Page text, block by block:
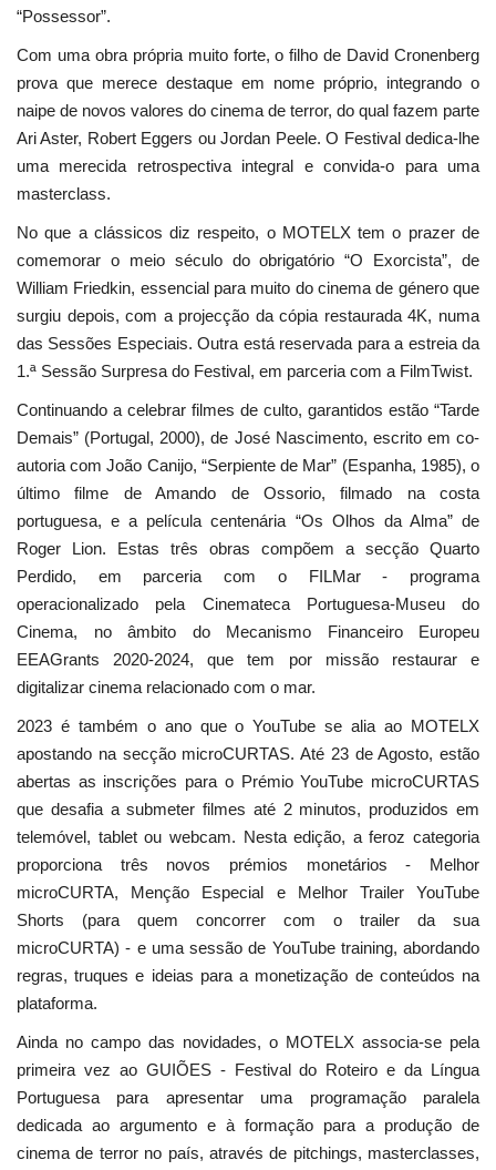
“Possessor”.
Com uma obra própria muito forte, o filho de David Cronenberg
prova que merece destaque em nome próprio, integrando o
naipe de novos valores do cinema de terror, do qual fazem parte
Ari Aster, Robert Eggers ou Jordan Peele. O Festival dedica-lhe
uma merecida retrospectiva integral e convida-o para uma
masterclass.
No que a clássicos diz respeito, o MOTELX tem o prazer de
comemorar o meio século do obrigatório “O Exorcista”, de
William Friedkin, essencial para muito do cinema de género que
surgiu depois, com a projecção da cópia restaurada 4K, numa
das Sessões Especiais. Outra está reservada para a estreia da
1.ª Sessão Surpresa do Festival, em parceria com a FilmTwist.
Continuando a celebrar filmes de culto, garantidos estão “Tarde
Demais” (Portugal, 2000), de José Nascimento, escrito em co-
autoria com João Canijo, “Serpiente de Mar” (Espanha, 1985), o
último filme de Amando de Ossorio, filmado na costa
portuguesa, e a película centenária “Os Olhos da Alma” de
Roger Lion. Estas três obras compõem a secção Quarto
Perdido, em parceria com o FILMar - programa
operacionalizado pela Cinemateca Portuguesa-Museu do
Cinema, no âmbito do Mecanismo Financeiro Europeu
EEAGrants 2020-2024, que tem por missão restaurar e
digitalizar cinema relacionado com o mar.
2023 é também o ano que o YouTube se alia ao MOTELX
apostando na secção microCURTAS. Até 23 de Agosto, estão
abertas as inscrições para o Prémio YouTube microCURTAS
que desafia a submeter filmes até 2 minutos, produzidos em
telemóvel, tablet ou webcam. Nesta edição, a feroz categoria
proporciona três novos prémios monetários - Melhor
microCURTA, Menção Especial e Melhor Trailer YouTube
Shorts (para quem concorrer com o trailer da sua
microCURTA) - e uma sessão de YouTube training, abordando
regras, truques e ideias para a monetização de conteúdos na
plataforma.
Ainda no campo das novidades, o MOTELX associa-se pela
primeira vez ao GUIÕES - Festival do Roteiro e da Língua
Portuguesa para apresentar uma programação paralela
dedicada ao argumento e à formação para a produção de
cinema de terror no país, através de pitchings, masterclasses,